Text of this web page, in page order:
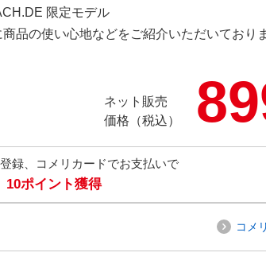
限定モデル
品の使い心地などをご紹介いただいており
ネット販売
価格（税込）
録、コメリカードでお支払いで
10ポイント獲得
コメ